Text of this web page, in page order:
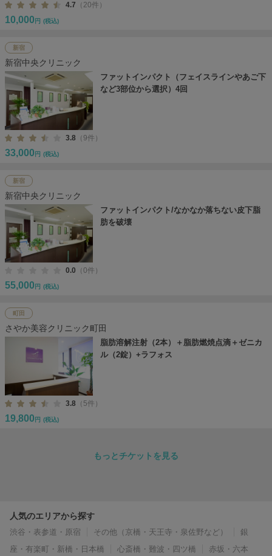
4.7 （20件）
10,000 円 (税込)
新宿
新宿中央クリニック
ファットインパクト（フェイスラインやあご下
など3部位から選択）4回
3.8 （9件）
33,000 円 (税込)
新宿
新宿中央クリニック
ファットインパクト/なかなか落ちない皮下脂
肪を破壊
0.0 （0件）
55,000 円 (税込)
町田
さやか美容クリニック町田
脂肪溶解注射（2本）＋脂肪燃焼点滴＋ゼニカ
ル（2錠）+ラフォス
3.8 （5件）
19,800 円 (税込)
もっとチケットを見る
人気のエリアから探す
渋谷・表参道・原宿 その他（京橋・天王寺・泉佐野など）
銀
座・有楽町・新橋・日本橋
心斎橋・難波・四ツ橋
赤坂・六本